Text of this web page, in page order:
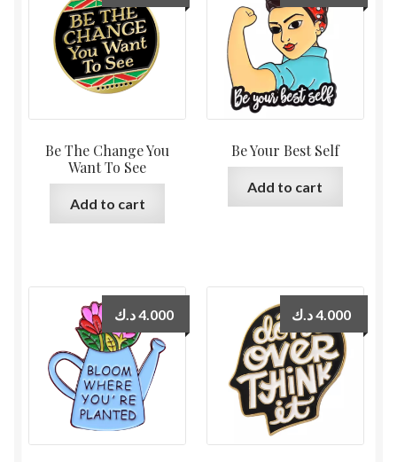
Be The Change You
Want To See
Add to cart
Be Your Best Self
Add to cart
4.000د.ك 4.000د.ك